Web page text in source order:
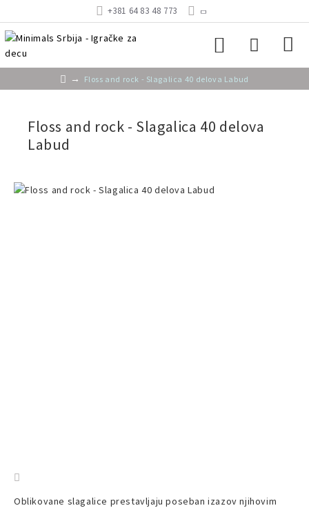
+381 64 83 48 773
Floss and rock - Slagalica 40 delova Labud
Floss and rock - Slagalica 40 delova
Labud
Oblikovane slagalice prestavljaju poseban izazov njihovim